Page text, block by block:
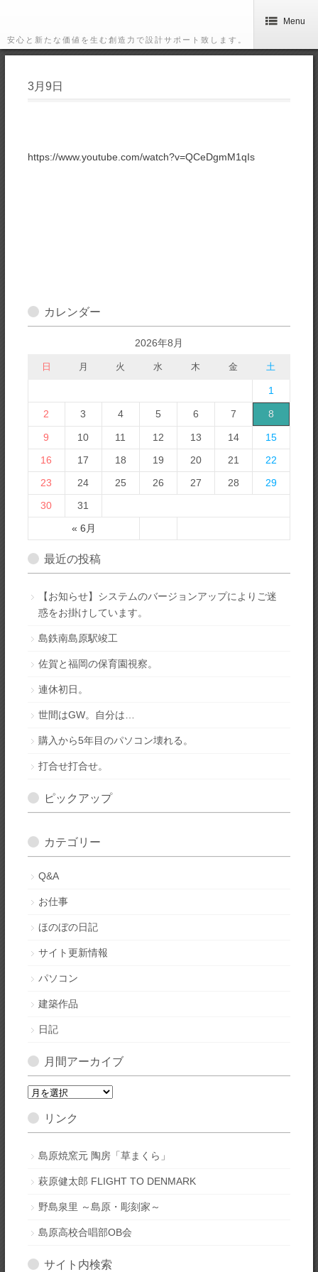
安心と新たな価値を生む創造力で設計サポート致します。
Menu
3月9日
https://www.youtube.com/watch?v=QCeDgmM1qIs
カレンダー
2026年8月
日 月 火 水 木 金 土
« 6月
1
2 3 4 5 6 7 8
9 10 11 12 13 14
15
16
17 18 19 20 21
22
23
24 25 26 27 28
29
30
31
最近の投稿
【お知らせ】システムのバージョンアップによりご迷
惑をお掛けしています。
島鉄南島原駅竣工
佐賀と福岡の保育園視察。
連休初日。
世間はGW。自分は…
購入から5年目のパソコン壊れる。
打合せ打合せ。
ピックアップ
カテゴリー
Q&A
お仕事
ほのぼの日記
サイト更新情報
パソコン
建築作品
日記
月間アーカイブ
月
ア
カ
ブ
リンク
島原焼窯元 陶房「草まくら」
萩原健太郎 FLIGHT TO DENMARK
野島泉里 ～島原・彫刻家～
島原高校合唱部OB会
サイト内検索